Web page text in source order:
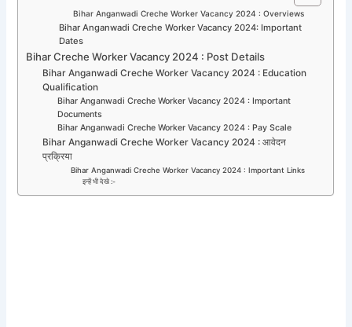
Bihar Anganwadi Creche Worker Vacancy 2024 : Overviews
Bihar Anganwadi Creche Worker Vacancy 2024: Important
Dates
Bihar Creche Worker Vacancy 2024 : Post Details
Bihar Anganwadi Creche Worker Vacancy 2024 : Education
Qualification
Bihar Anganwadi Creche Worker Vacancy 2024 : Important
Documents
Bihar Anganwadi Creche Worker Vacancy 2024 : Pay Scale
Bihar Anganwadi Creche Worker Vacancy 2024 : आवेदन
प्रक्रिया
Bihar Anganwadi Creche Worker Vacancy 2024 : Important Links
इन्हें भी देखे :-